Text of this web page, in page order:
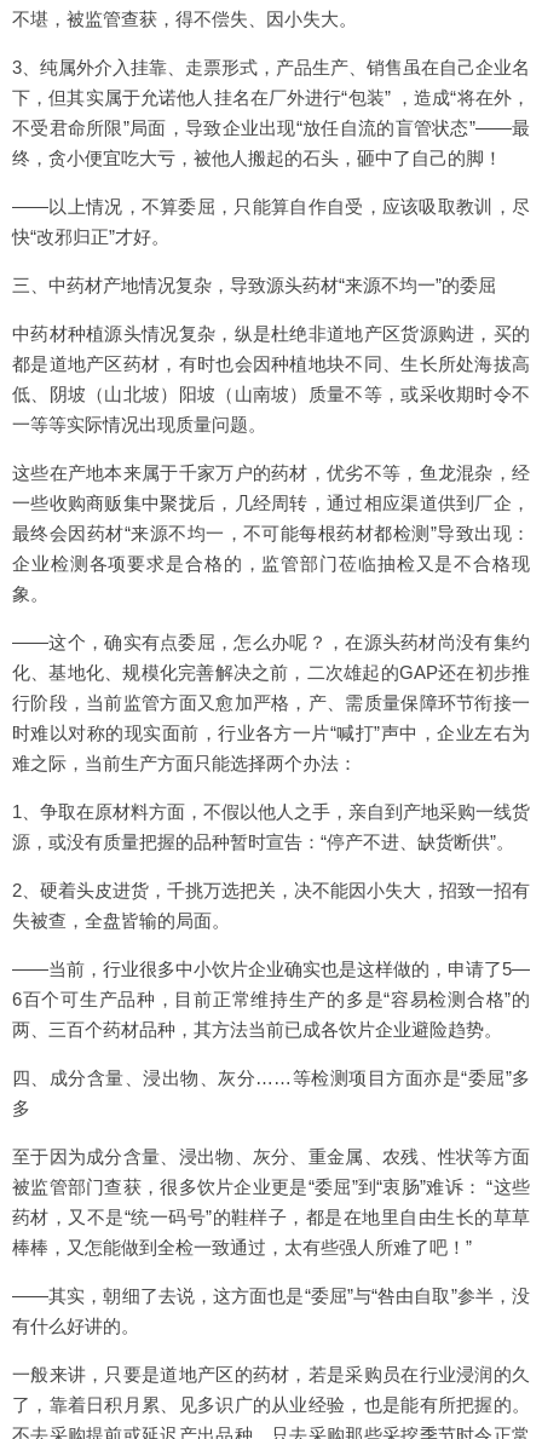
不堪，被监管查获，得不偿失、因小失大。
3、纯属外介入挂靠、走票形式，产品生产、销售虽在自己企业名
下，但其实属于允诺他人挂名在厂外进行“包装” ，造成“将在外，
不受君命所限”局面，导致企业出现“放任自流的盲管状态”——最
终，贪小便宜吃大亏，被他人搬起的石头，砸中了自己的脚！
——以上情况，不算委屈，只能算自作自受，应该吸取教训，尽
快“改邪归正”才好。
三、中药材产地情况复杂，导致源头药材“来源不均一”的委屈
中药材种植源头情况复杂，纵是杜绝非道地产区货源购进，买的
都是道地产区药材，有时也会因种植地块不同、生长所处海拔高
低、阴坡（山北坡）阳坡（山南坡）质量不等，或采收期时令不
一等等实际情况出现质量问题。
这些在产地本来属于千家万户的药材，优劣不等，鱼龙混杂，经
一些收购商贩集中聚拢后，几经周转，通过相应渠道供到厂企，
最终会因药材“来源不均一，不可能每根药材都检测”导致出现：
企业检测各项要求是合格的，监管部门莅临抽检又是不合格现
象。
——这个，确实有点委屈，怎么办呢？，在源头药材尚没有集约
化、基地化、规模化完善解决之前，二次雄起的GAP还在初步推
行阶段，当前监管方面又愈加严格，产、需质量保障环节衔接一
时难以对称的现实面前，行业各方一片“喊打”声中，企业左右为
难之际，当前生产方面只能选择两个办法：
1、争取在原材料方面，不假以他人之手，亲自到产地采购一线货
源，或没有质量把握的品种暂时宣告：“停产不进、缺货断供”。
2、硬着头皮进货，千挑万选把关，决不能因小失大，招致一招有
失被查，全盘皆输的局面。
——当前，行业很多中小饮片企业确实也是这样做的，申请了5—
6百个可生产品种，目前正常维持生产的多是“容易检测合格”的
两、三百个药材品种，其方法当前已成各饮片企业避险趋势。
四、成分含量、浸出物、灰分……等检测项目方面亦是“委屈”多
多
至于因为成分含量、浸出物、灰分、重金属、农残、性状等方面
被监管部门查获，很多饮片企业更是“委屈”到“衷肠”难诉： “这些
药材，又不是“统一码号”的鞋样子，都是在地里自由生长的草草
棒棒，又怎能做到全检一致通过，太有些强人所难了吧！”
——其实，朝细了去说，这方面也是“委屈”与“咎由自取”参半，没
有什么好讲的。
一般来讲，只要是道地产区的药材，若是采购员在行业浸润的久
了，靠着日积月累、见多识广的从业经验，也是能有所把握的。
不去采购提前或延迟产出品种，只去采购那些采挖季节时令正常